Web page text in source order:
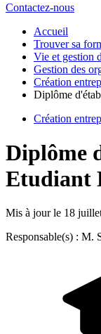
Contactez-nous
Accueil
Trouver sa
Vie et gestion
Gestion des
Création
Diplôme
Création
Diplôme
Etudiant
Mis à jour le 18
Responsable(s) :